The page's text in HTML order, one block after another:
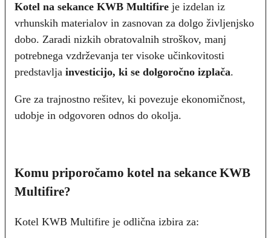
Kotel na sekance KWB Multifire je izdelan iz
vrhunskih materialov in zasnovan za dolgo življenjsko
dobo. Zaradi nizkih obratovalnih stroškov, manj
potrebnega vzdrževanja ter visoke učinkovitosti
predstavlja investicijo, ki se dolgoročno izplača.
Gre za trajnostno rešitev, ki povezuje ekonomičnost,
udobje in odgovoren odnos do okolja.
Komu priporočamo kotel na sekance KWB
Multifire?
Kotel KWB Multifire je odlična izbira za: